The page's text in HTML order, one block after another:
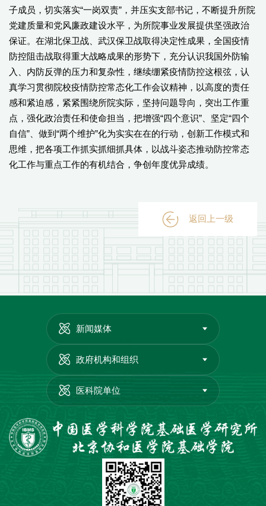
子成员，切实落实“一岗双责”，并压实支部书记，不断提升所院
党建质量和党风廉政建设水平，为所院事业发展提供坚强政治
保证。在湖北保卫战、武汉保卫战取得决定性成果，全国疫情
防控阻击战取得重大战略成果的形势下，充分认识我国外防输
入、内防反弹的压力和复杂性，继续绷紧疫情防控这根弦，认
真学习贯彻院校疫情防控常态化工作会议精神，以高度的责任
感和紧迫感，紧紧围绕所院实际，坚持问题导向，突出工作重
点，强化政治责任和使命担当，把增强“四个意识”、坚定“四个
自信”、做到“两个维护”化为实实在在的行动，创新工作模式和
思维，把各项工作抓实抓细抓具体，以战斗姿态推动防控常态
化工作与重点工作的有机结合，争创年度优异成绩。
返回上一级
新闻媒体
政府机构和组织
医科院单位